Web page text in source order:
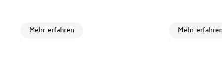
Mehr erfahren Mehr